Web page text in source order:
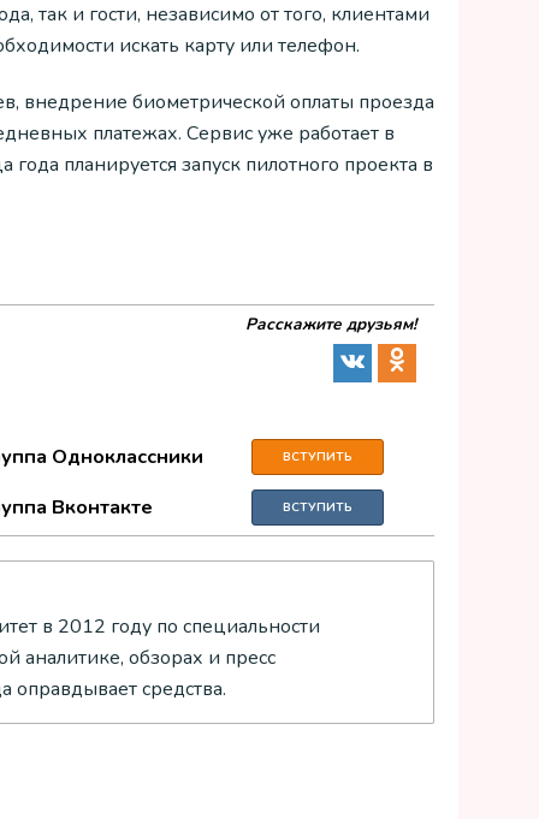
так и гости, независимо от того, клиентами
искать карту или телефон.
внедрение биометрической оплаты проезда
платежах. Сервис уже работает в
планируется запуск пилотного проекта в
Расскажите друзьям!
Одноклассники ВСТУПИТЬ
Вконтакте ВСТУПИТЬ
в 2012 году по специальности
аналитике, обзорах и пресс
оправдывает средства.